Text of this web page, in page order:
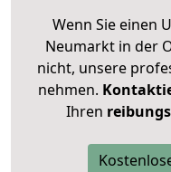
Wenn Sie einen
Neumarkt in der
nicht, unsere
nehmen.
Ihren